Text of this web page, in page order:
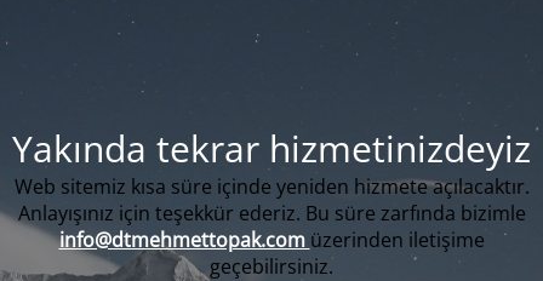
Yakında tekrar hizmetinizdeyiz
Web sitemiz kısa süre içinde yeniden hizmete açılacaktır.
Anlayışınız için teşekkür ederiz. Bu süre zarfında bizimle
info@dtmehmettopak.com üzerinden iletişime
geçebilirsiniz.